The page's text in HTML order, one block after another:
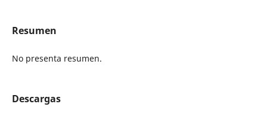
Resumen
No presenta resumen.
Descargas